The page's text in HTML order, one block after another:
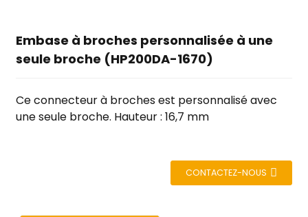
Embase à broches personnalisée à une
seule broche (HP200DA-1670)
Ce connecteur à broches est personnalisé avec
une seule broche. Hauteur : 16,7 mm
CONTACTEZ-NOUS